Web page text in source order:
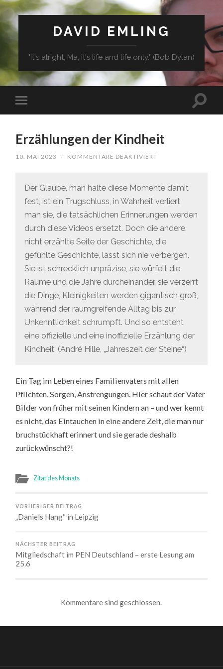
DAVID EMLING
"It's alright, Ma, it's life and life only." (Bob Dylan)
Erzählungen der Kindheit
10. MAI 2023 / KOMMENTARE DEAKTIVIERT
Der Glaube, man halte diese Momente damit
fest, ist ein Trugschluss, in Wahrheit verliert
man sie, die tatsächlichen Erinnerungen werden
durch diese Videos ersetzt. Doch die andere,
nicht erzählte Seite der Geschichte, die
gefühlte Geschichte, lässt sich nie verbergen.
Sie ist schrecklich unpräzise, sie würfelt die
Räume und die Jahre durcheinander, sie verzerrt
die Dinge, Kleinigkeiten werden gigantisch groß,
während der raumgreifende Alltag bis zur
Unkenntlichkeit schrumpft. Und so entsteht
eine offizielle und eine inoffizielle Erzählung der
Kindheit. (André Hille, „Jahreszeit der Steine“)
Ein Tag im Leben eines Familienvaters mit allen
Pflichten, Sorgen, Anstrengungen. Hier schaut der Vater
Bilder von früher mit seinen Kindern an – und wer kennt
es nicht, das Eintauchen in eine andere Zeit, die man nur
bruchstückhaft erinnert und sie gerade deshalb
zurückwünscht?!
Zitat des Monats
VORHERIGER BEITRAG
„Daniels Hang“ in Leipzig
NÄCHSTER BEITRAG
Mitgliedschaft im PEN Deutschland – erste Lesung am
25.6
Kommentare sind geschlossen.